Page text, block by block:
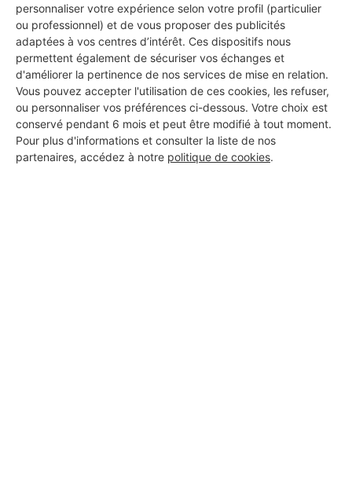
personnaliser votre expérience selon votre profil (particulier
ou professionnel) et de vous proposer des publicités
adaptées à vos centres d’intérêt. Ces dispositifs nous
permettent également de sécuriser vos échanges et
d'améliorer la pertinence de nos services de mise en relation.
Vous pouvez accepter l'utilisation de ces cookies, les refuser,
ou personnaliser vos préférences ci-dessous. Votre choix est
conservé pendant 6 mois et peut être modifié à tout moment.
Pour plus d'informations et consulter la liste de nos
partenaires, accédez à notre politique de cookies.
DEMANDER UN DEVIS